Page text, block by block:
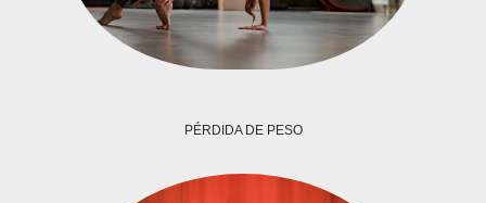
PÉRDIDA DE PESO